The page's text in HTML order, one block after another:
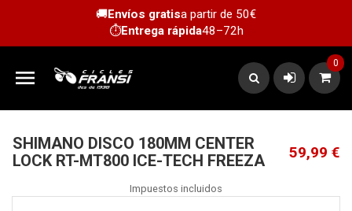
🚚Envíos gratisa partir de 50€
⏱️Entrega rápida48–72h

0
SHIMANO DISCO 180MM CENTER
LOCK RT-MT800 ICE-TECH FREEZA
59,99 €
Impuestos incluidos